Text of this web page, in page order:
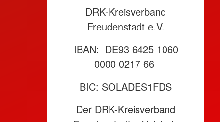
DRK-Kreisverband
Freudenstadt e.V.
IBAN: DE93 6425 1060
0000 0217 66
BIC: SOLADES1FDS
Der DRK-Kreisverband